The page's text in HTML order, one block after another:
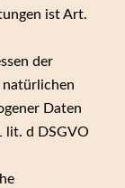
ist Art.
der
natürlichen
Daten
lit. d DSGVO